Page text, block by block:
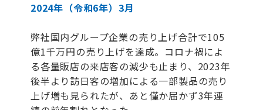
2024年 （令和6年） 3月
弊社国内グループ企業の売り上げ合計で105
億1千万円の売り上げを達成。コロナ禍によ
る各量販店の来店客の減少も止まり、2023年
後半より訪日客の増加による一部製品の売り
上げ増も見られたが、あと僅か届かず3年連